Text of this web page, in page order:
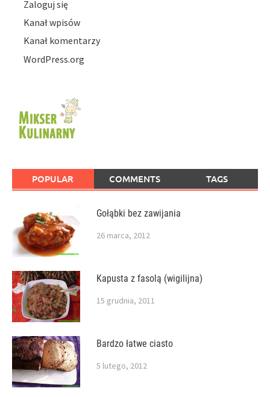
Zaloguj się
Kanał wpisów
Kanał komentarzy
WordPress.org
POPULAR COMMENTS TAGS
Gołąbki bez zawijania
26 marca, 2012
Kapusta z fasolą (wigilijna)
15 grudnia, 2011
Bardzo łatwe ciasto
5 lutego, 2012